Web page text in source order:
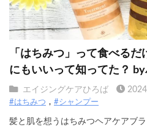
「はちみつ」って食べる
にもいいって知ってた？
エイジングケアひろば
#はちみつ #シャンプー
髪と肌を想うはちみつヘアケアブ